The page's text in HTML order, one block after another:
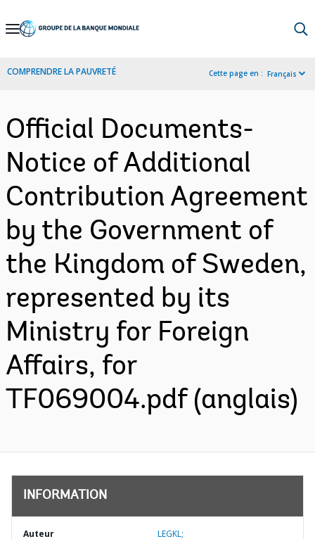
Skip
Navigation
COMPRENDRE LA PAUVRETÉ Cette page en : Français
Official Documents-
Notice of Additional
Contribution Agreement
by the Government of
the Kingdom of Sweden,
represented by its
Ministry for Foreign
Affairs, for
TF069004.pdf (anglais)
INFORMATION
Auteur LEGKL;